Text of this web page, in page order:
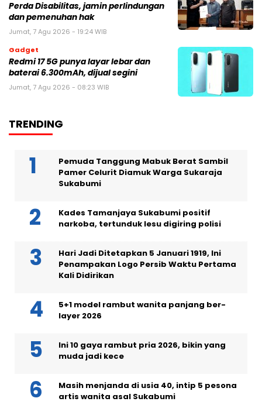
Perda Disabilitas, jamin perlindungan
dan pemenuhan hak
Jumat, 7 Agu 2026 - 19:24 WIB
Gadget
Redmi 17 5G punya layar lebar dan
baterai 6.300mAh, dijual segini
Jumat, 7 Agu 2026 - 08:23 WIB
TRENDING
Pemuda Tanggung Mabuk Berat Sambil
Pamer Celurit Diamuk Warga Sukaraja
Sukabumi
Kades Tamanjaya Sukabumi positif
narkoba, tertunduk lesu digiring polisi
Hari Jadi Ditetapkan 5 Januari 1919, Ini
Penampakan Logo Persib Waktu Pertama
Kali Didirikan
5+1 model rambut wanita panjang ber-
layer 2026
Ini 10 gaya rambut pria 2026, bikin yang
muda jadi kece
Masih menjanda di usia 40, intip 5 pesona
artis wanita asal Sukabumi